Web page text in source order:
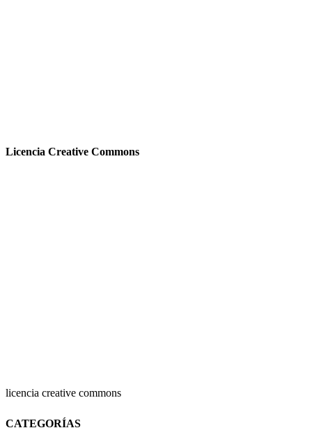
Licencia Creative Commons
licencia creative commons
CATEGORÍAS